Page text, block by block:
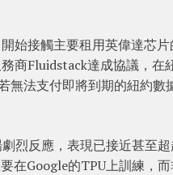
始接觸主要租用英偉達芯
商Fluidstack達成協議，在
法支付即將到期的紐約數
烈反應，表現已接近甚至
Google的TPU上訓練，而